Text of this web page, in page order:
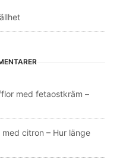
med fetaostkräm –
citron – Hur länge